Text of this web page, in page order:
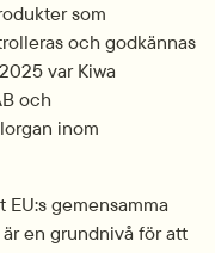
som
och godkännas
var Kiwa
och
inom
gemensamma
en grundnivå för att